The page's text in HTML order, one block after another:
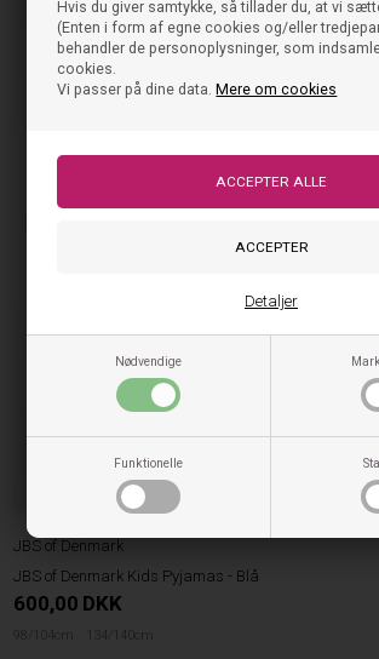
Hvis du giver samtykke, så tillader du, at vi
(Enten i form af egne cookies og/eller
behandler de personoplysninger, som
cookies.
Vi passer på dine data.Mere om cookies
Nødvendige
Funktionelle
Detaljer
JBS of Denmark
JBS of Denmark Kids Pyjamas - Blå
600,00 DKK
98/104cm 134/140cm